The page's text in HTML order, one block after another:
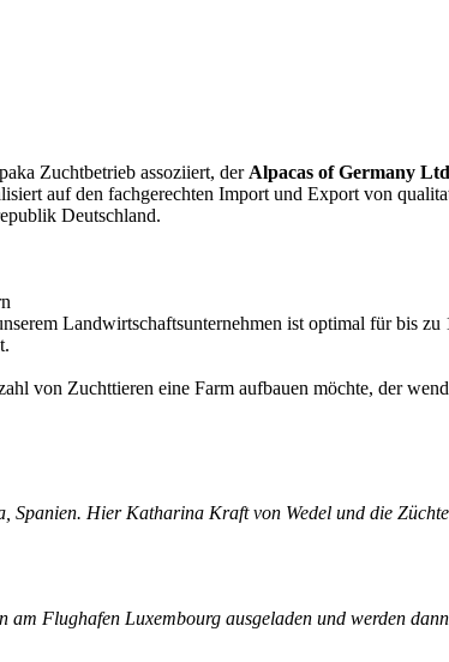
Zuchtbetrieb assoziiert, der Alpacas of Germany
auf den fachgerechten Import und Export von
Deutschland.
Landwirtschaftsunternehmen ist optimal für bis zu
von Zuchttieren eine Farm aufbauen möchte, der
Spanien. Hier Katharina Kraft von Wedel und die
Flughafen Luxembourg ausgeladen und werden